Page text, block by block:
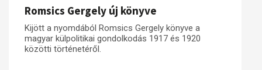
Romsics Gergely új könyve
Kijött a nyomdából Romsics Gergely könyve a
magyar külpolitikai gondolkodás 1917 és 1920
közötti történetéről.